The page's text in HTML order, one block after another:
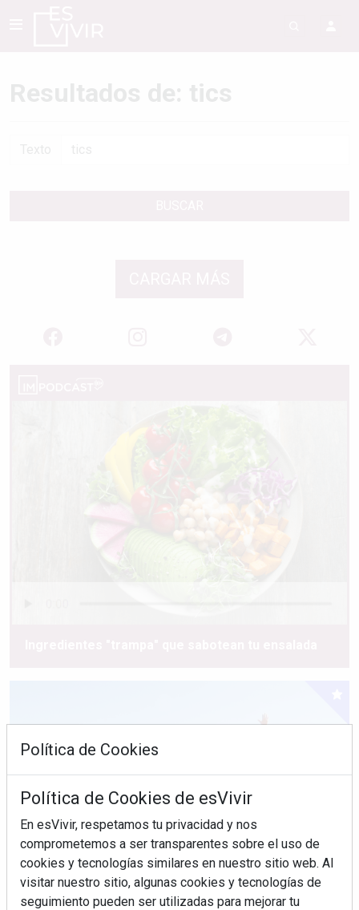
Política de Cookies
Política de Cookies de esVivir
En esVivir, respetamos tu privacidad y nos
comprometemos a ser transparentes sobre el uso de
cookies y tecnologías similares en nuestro sitio web. Al
visitar nuestro sitio, algunas cookies y tecnologías de
seguimiento pueden ser utilizadas para mejorar tu